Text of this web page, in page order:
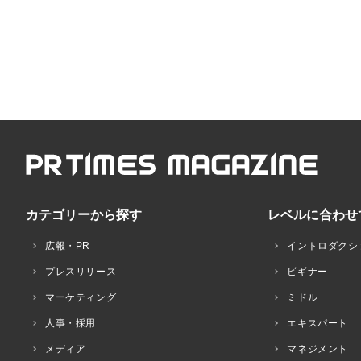
カテゴリーから探す
広報・PR
プレスリリース
マーケティング
人事・採用
メディア
レベルに合わ
イントロダクシ
ビギナー
ミドル
エキスパート
マネジメント